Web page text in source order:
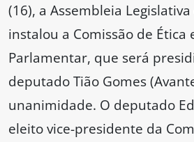
(16), a Assembleia
instalou a Comissão de Ética
Parlamentar, que será
deputado Tião Gomes
unanimidade. O deputado
eleito vice-presidente da